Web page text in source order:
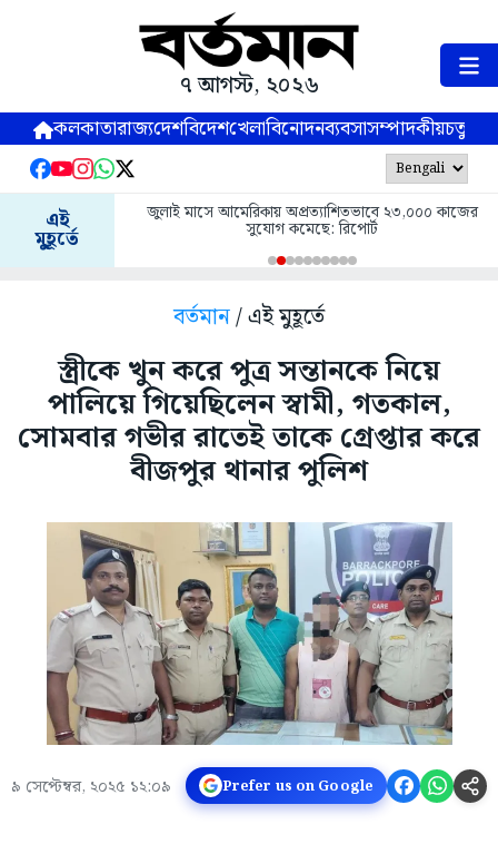
৭ আগস্ট, ২০২৬
কলকাতারাজ্যদেশবিদেশখেলাবিনোদনব্যবসাসম্পাদকীয়
এই
মুহূর্তে
জুলাই মাসে আমেরিকায় অপ্রত্যাশিতভাবে ২৩,০০০ কাজের
সুযোগ কমেছে: রিপোর্ট
বর্তমান/ এই মুহূর্তে
স্ত্রীকে খুন করে পুত্র সন্তানকে নিয়ে
পালিয়ে গিয়েছিলেন স্বামী, গতকাল,
সোমবার গভীর রাতেই তাকে গ্রেপ্তার করে
বীজপুর থানার পুলিশ
৯ সেপ্টেম্বর, ২০২৫ ১২:০৯ Prefer us on Google